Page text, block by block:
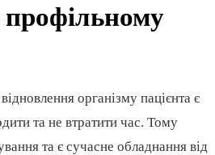
профільному
організму пацієнта є
та не втратити час. Тому
та є сучасне обладнання від